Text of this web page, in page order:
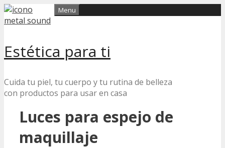
Skip
to
Estética para ti
Cuida tu piel, tu cuerpo y tu rutina de belleza
con productos para usar en casa
Menu
Luces para espejo de
maquillaje